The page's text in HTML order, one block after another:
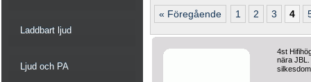
Laddbart ljud
Ljud och PA
« Föregående 1 2 3 4
4st
nära